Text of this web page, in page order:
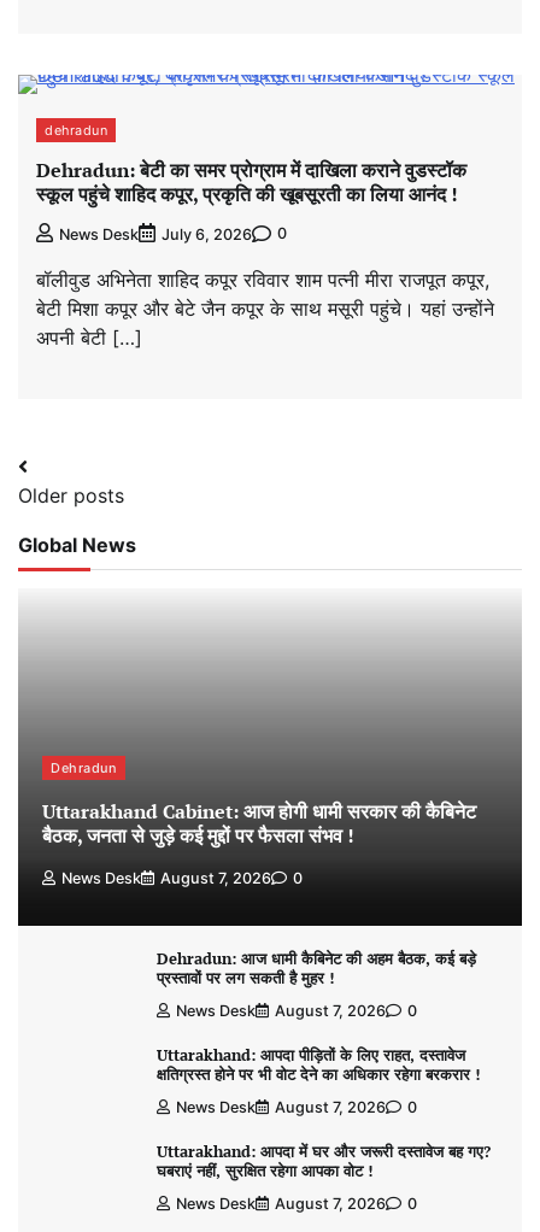
dehradun
Dehradun: बेटी का समर प्रोग्राम में दाखिला कराने वुडस्टॉक
स्कूल पहुंचे शाहिद कपूर, प्रकृति की खूबसूरती का लिया आनंद !
News Desk July 6, 2026 0
बॉलीवुड अभिनेता शाहिद कपूर रविवार शाम पत्नी मीरा राजपूत कपूर,
बेटी मिशा कपूर और बेटे जैन कपूर के साथ मसूरी पहुंचे। यहां उन्होंने
अपनी बेटी […]
Posts
navigation
Older posts
Global News
Dehradun
Uttarakhand Cabinet: आज होगी धामी सरकार की कैबिनेट
बैठक, जनता से जुड़े कई मुद्दों पर फैसला संभव !
News Desk August 7, 2026 0
Dehradun: आज धामी कैबिनेट की अहम बैठक, कई बड़े
प्रस्तावों पर लग सकती है मुहर !
News Desk August 7, 2026 0
Uttarakhand: आपदा पीड़ितों के लिए राहत, दस्तावेज
क्षतिग्रस्त होने पर भी वोट देने का अधिकार रहेगा बरकरार !
News Desk August 7, 2026 0
Uttarakhand: आपदा में घर और जरूरी दस्तावेज बह गए?
घबराएं नहीं, सुरक्षित रहेगा आपका वोट !
News Desk August 7, 2026 0